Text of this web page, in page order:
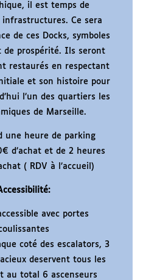
il est temps de
infrastructures. Ce sera
de ces Docks, symboles
de prospérité. Ils seront
restaurés en respectant
et son histoire pour
l’un des quartiers les
de Marseille.
une heure de parking
d’achat et de 2 heures
( RDV à l’accueil)
avec portes
coté des escalators, 3
deservent tous les
au total 6 ascenseurs